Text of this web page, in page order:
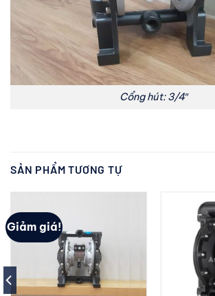
Cổng hút: 3/4″
SẢN PHẨM TƯƠNG TỰ
Giảm giá!